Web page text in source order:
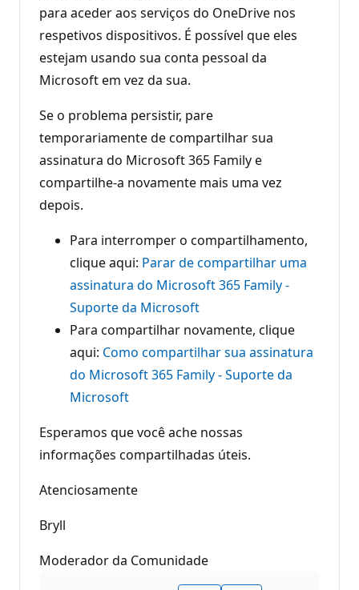
para aceder aos serviços do OneDrive nos
respetivos dispositivos. É possível que eles
estejam usando sua conta pessoal da
Microsoft em vez da sua.
Se o problema persistir, pare
temporariamente de compartilhar sua
assinatura do Microsoft 365 Family e
compartilhe-a novamente mais uma vez
depois.
Para interromper o compartilhamento,
clique aqui: Parar de compartilhar uma
assinatura do Microsoft 365 Family -
Suporte da Microsoft
Para compartilhar novamente, clique
aqui: Como compartilhar sua assinatura
do Microsoft 365 Family - Suporte da
Microsoft
Esperamos que você ache nossas
informações compartilhadas úteis.
Atenciosamente
Bryll
Moderador da Comunidade